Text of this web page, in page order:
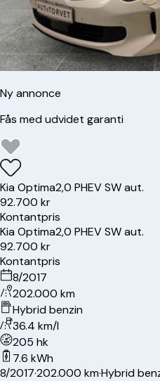
Ny annonce
Fås med udvidet garanti
KiaOptima2,0 PHEV SW aut.
92.700 kr
Kontantpris
KiaOptima2,0 PHEV SW aut.
92.700 kr
Kontantpris
8/2017
202.000 km
Hybrid benzin
36.4 km/l
205 hk
7.6 kWh
8/2017·202.000 km·Hybrid